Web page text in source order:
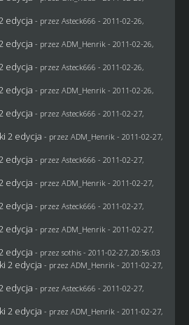
edycja - przez Asteck666 - 2011-02-26,
edycja - przez ADM_Henrik - 2011-02-26,
edycja - przez Asteck666 - 2011-02-26,
edycja - przez ADM_Henrik - 2011-02-26,
edycja - przez Asteck666 - 2011-02-27,
2 edycja - przez ADM_Henrik - 2011-02-27,
edycja - przez Asteck666 - 2011-02-27,
edycja - przez ADM_Henrik - 2011-02-27,
edycja - przez Asteck666 - 2011-02-27,
edycja - przez ADM_Henrik - 2011-02-27,
edycja - przez sothis- 2011-02-27, 20:56:03
2 edycja - przez ADM_Henrik - 2011-02-27,
edycja - przez Asteck666 - 2011-02-27,
2 edycja - przez ADM_Henrik - 2011-02-27,